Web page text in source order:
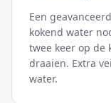
Een
kokend water
twee keer op de
draaien. Extra
water.